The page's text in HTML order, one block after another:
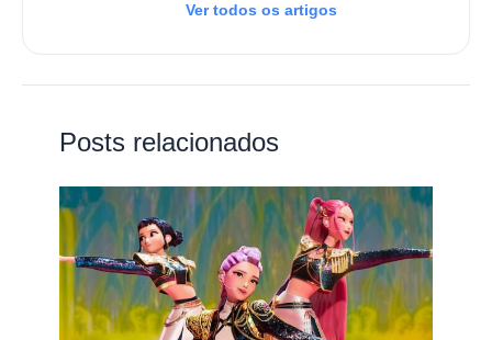
Ver todos os artigos
Posts relacionados